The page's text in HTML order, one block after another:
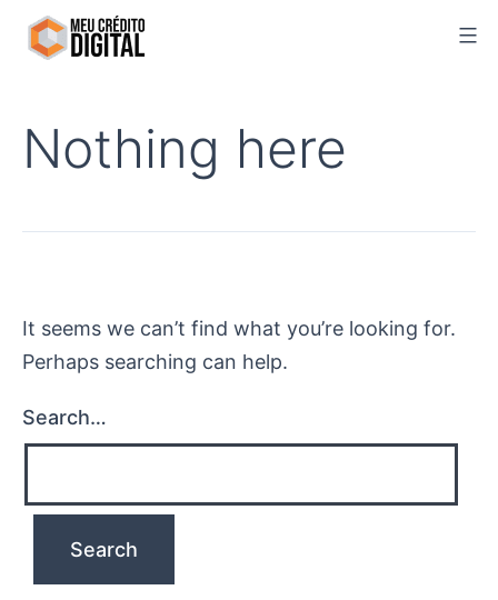
Skip
Nothing here
It seems we can’t find what you’re looking for.
Perhaps searching can help.
Search…